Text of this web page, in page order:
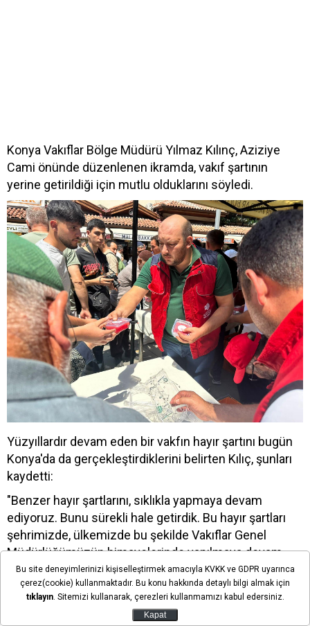
Konya Vakıflar Bölge Müdürü Yılmaz Kılınç, Aziziye
Cami önünde düzenlenen ikramda, vakıf şartının
yerine getirildiği için mutlu olduklarını söyledi.
Yüzyıllardır devam eden bir vakfın hayır şartını bugün
Konya'da da gerçekleştirdiklerini belirten Kılıç, şunları
kaydetti:
"Benzer hayır şartlarını, sıklıkla yapmaya devam
ediyoruz. Bunu sürekli hale getirdik. Bu hayır şartları
şehrimizde, ülkemizde bu şekilde Vakıflar Genel
Müdürlüğümüzün himayelerinde yapılmaya devam
edeceklerdir. Allah vakfın hayır şartını kabul eylesin."
Bu site deneyimlerinizi kişiselleştirmek amacıyla KVKK ve GDPR uyarınca
çerez(cookie) kullanmaktadır. Bu konu hakkında detaylı bilgi almak için
tıklayın. Sitemizi kullanarak, çerezleri kullanmamızı kabul edersiniz.
Kapat